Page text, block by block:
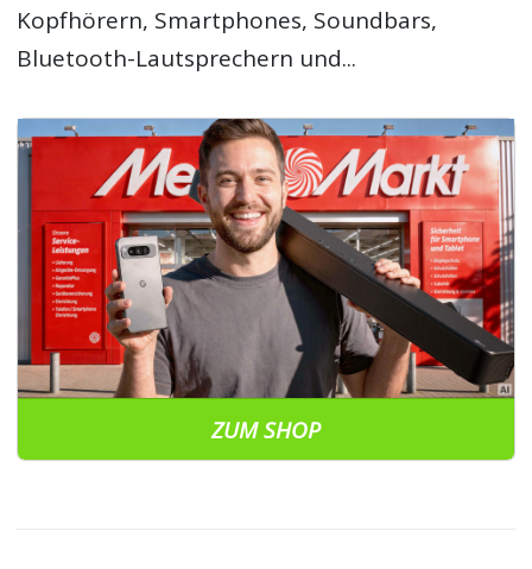
Kopfhörern, Smartphones, Soundbars,
Bluetooth-Lautsprechern und...
ZUM SHOP